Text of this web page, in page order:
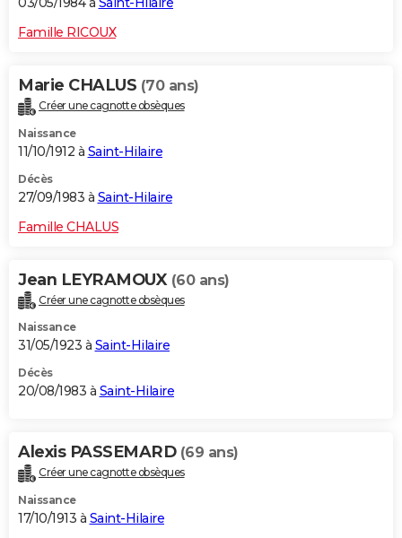
Famille RICOUX
Marie CHALUS (70 ans)
Créer une cagnotte obsèques
Naissance
11/10/1912 à Saint-Hilaire
Décès
27/09/1983 à Saint-Hilaire
Famille CHALUS
Jean LEYRAMOUX (60 ans)
Créer une cagnotte obsèques
Naissance
31/05/1923 à Saint-Hilaire
Décès
20/08/1983 à Saint-Hilaire
Alexis PASSEMARD (69 ans)
Créer une cagnotte obsèques
Naissance
17/10/1913 à Saint-Hilaire